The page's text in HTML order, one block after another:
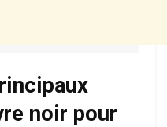
noir pour